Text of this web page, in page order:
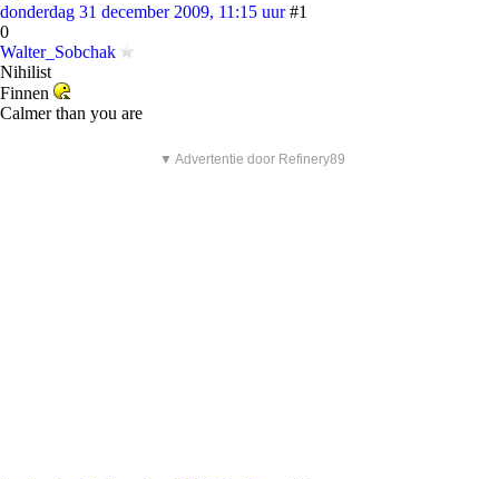
donderdag 31 december 2009, 11:15 uur #1
0
Walter_Sobchak
Nihilist
Finnen
Calmer than you are
▼ Advertentie door Refinery89